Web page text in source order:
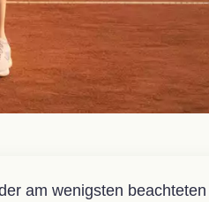
am wenigsten